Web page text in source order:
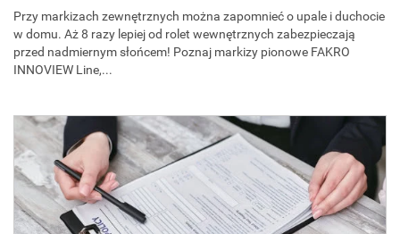
Przy markizach zewnętrznych można zapomnieć o upale i duchocie
w domu. Aż 8 razy lepiej od rolet wewnętrznych zabezpieczają
przed nadmiernym słońcem! Poznaj markizy pionowe FAKRO
INNOVIEW Line,...